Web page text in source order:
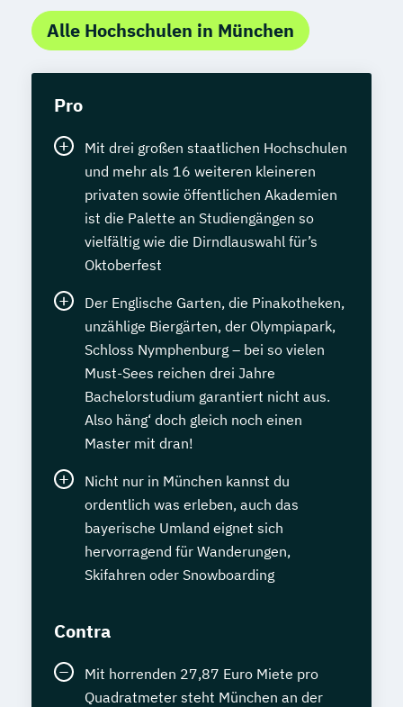
Alle Hochschulen in München
Pro
Mit drei großen staatlichen Hochschulen
und mehr als 16 weiteren kleineren
privaten sowie öffentlichen Akademien
ist die Palette an Studiengängen so
vielfältig wie die Dirndlauswahl für’s
Oktoberfest
Der Englische Garten, die Pinakotheken,
unzählige Biergärten, der Olympiapark,
Schloss Nymphenburg – bei so vielen
Must-Sees reichen drei Jahre
Bachelorstudium garantiert nicht aus.
Also häng‘ doch gleich noch einen
Master mit dran!
Nicht nur in München kannst du
ordentlich was erleben, auch das
bayerische Umland eignet sich
hervorragend für Wanderungen,
Skifahren oder Snowboarding
Contra
Mit horrenden 27,87 Euro Miete pro
Quadratmeter steht München an der